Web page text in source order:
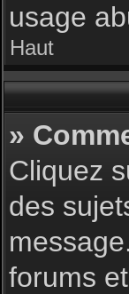
usage
Haut
»
Cliquez
des
forums